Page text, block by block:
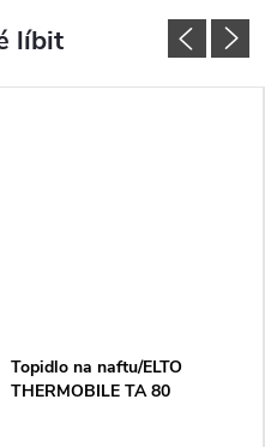
Topidlo na naftu/ELTO
THERMOBILE TA 80